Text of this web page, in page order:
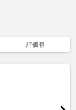
評価順